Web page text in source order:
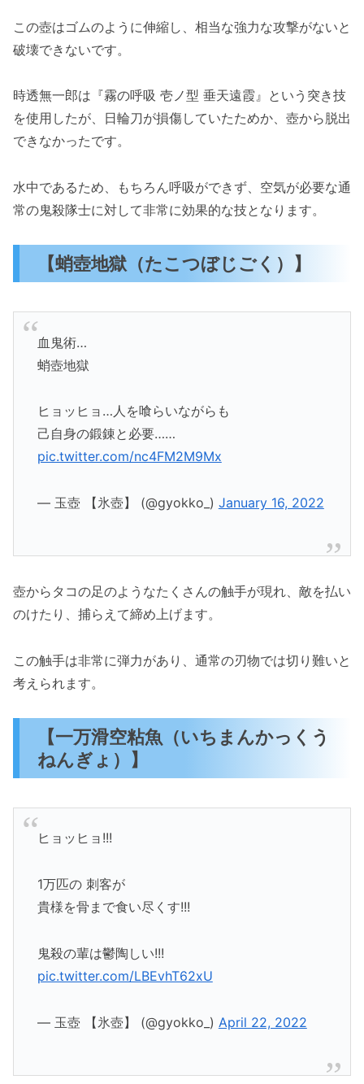
この壺はゴムのように伸縮し、相当な強力な攻撃がないと
破壊できないです。
時透無一郎は『霧の呼吸 壱ノ型 垂天遠霞』という突き技
を使用したが、日輪刀が損傷していたためか、壺から脱出
できなかったです。
水中であるため、もちろん呼吸ができず、空気が必要な通
常の鬼殺隊士に対して非常に効果的な技となります。
【蛸壺地獄（たこつぼじごく）】
血鬼術…
蛸壺地獄
ヒョッヒョ…人を喰らいながらも
己自身の鍛錬と必要……
pic.twitter.com/nc4FM2M9Mx
— 玉壺 【氷壺】 (@gyokko_) January 16, 2022
壺からタコの足のようなたくさんの触手が現れ、敵を払い
のけたり、捕らえて締め上げます。
この触手は非常に弾力があり、通常の刃物では切り難いと
考えられます。
【一万滑空粘魚（いちまんかっくう
ねんぎょ）】
ヒョッヒョ!!!
1万匹の 刺客が
貴様を骨まで食い尽くす!!!
鬼殺の輩は鬱陶しい!!!
pic.twitter.com/LBEvhT62xU
— 玉壺 【氷壺】 (@gyokko_) April 22, 2022